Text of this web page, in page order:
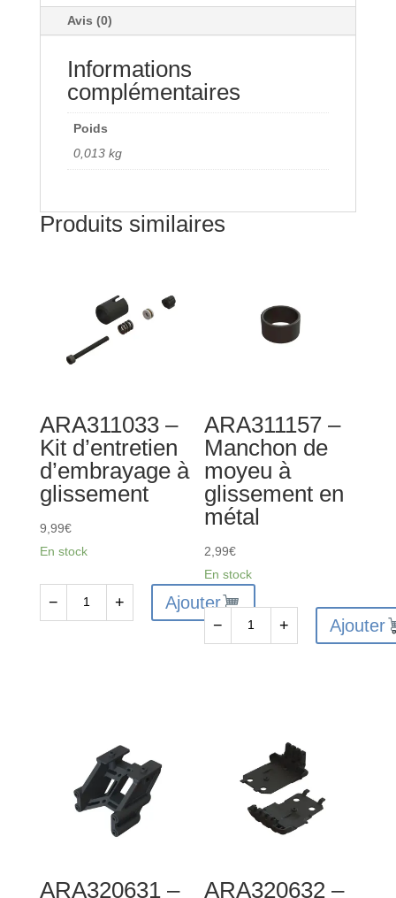
Avis (0)
Informations
complémentaires
Poids
0,013 kg
Produits similaires
ARA311033 –
Kit d’entretien
d’embrayage à
glissement
9,99€
En stock
d'embrayage
glissement
− + Ajouter
ARA311157 –
Manchon de
moyeu à
glissement en
métal
2,99€
En stock
moyeu
glissement
− + Ajouter
ARA320631 –
ARA320632 –